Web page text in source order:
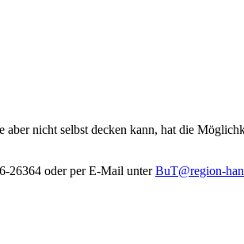
nicht selbst decken kann, hat die
26364 oder per E-Mail unterBuT@region-